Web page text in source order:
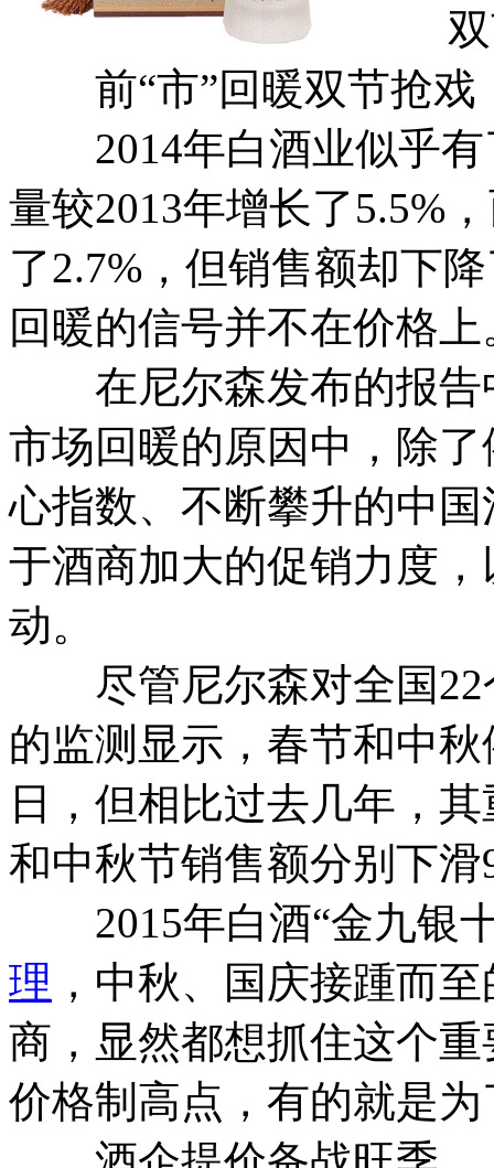
双节
前“市”回暖双节抢戏
2014年白酒业似乎有
量较2013年增长了5.5%
了2.7%，但销售额却下
回暖的信号并不在价格上
在尼尔森发布的报告
市场回暖的原因中，除
心指数、不断攀升的中
于酒商加大的促销力度
动。
尽管尼尔森对全国22
的监测显示，春节和中
日，但相比过去几年，
和中秋节销售额分别下滑
2015年白酒“金九银
理 ，中秋、国庆接踵而
商，显然都想抓住这个
价格制高点，有的就是